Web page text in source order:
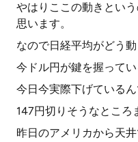
やはりここの動きとい
思います。
なので日経平均がどう動
今ドル円が鍵を握って
今日今実際下げているん
147円切りそうなところ
昨日のアメリカから天